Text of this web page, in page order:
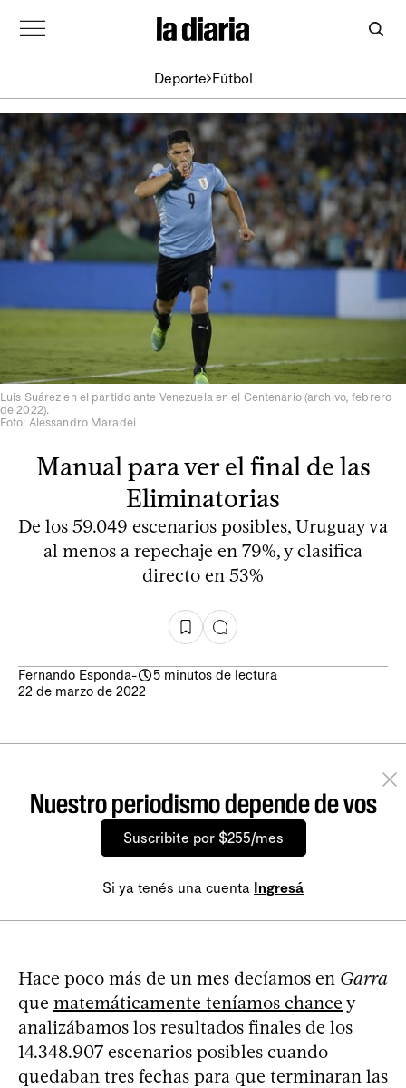
Deporte Fútbol
Luis Suárez en el partido ante Venezuela en el Centenario (archivo, febrero
de 2022).
Foto: Alessandro Maradei
Manual para ver el final de las
Eliminatorias
De los 59.049 escenarios posibles, Uruguay va
al menos a repechaje en 79%, y clasifica
directo en 53%
Fernando Esponda-
5 minutos de lectura
22 de marzo de 2022
Nuestro periodismo depende de vos
Suscribite por $255/mes
Si ya tenés una cuenta Ingresá
Hace poco más de un mes decíamos en Garra
que matemáticamente teníamos chance y
analizábamos los resultados finales de los
14.348.907 escenarios posibles cuando
quedaban tres fechas para que terminaran las